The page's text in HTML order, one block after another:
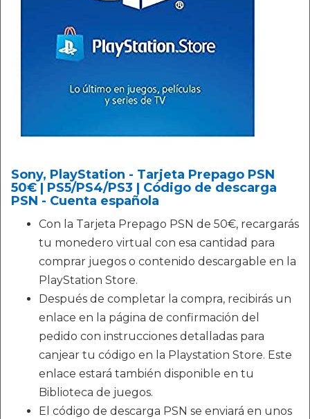
Sony, PlayStation - Tarjeta Prepago PSN
50€ | PS5/PS4/PS3 | Código de descarga
PSN - Cuenta española
Con la Tarjeta Prepago PSN de 50€, recargarás
tu monedero virtual con esa cantidad para
comprar juegos o contenido descargable en la
PlayStation Store.
Después de completar la compra, recibirás un
enlace en la página de confirmación del
pedido con instrucciones detalladas para
canjear tu código en la Playstation Store. Este
enlace estará también disponible en tu
Biblioteca de juegos.
El código de descarga PSN se enviará en unos